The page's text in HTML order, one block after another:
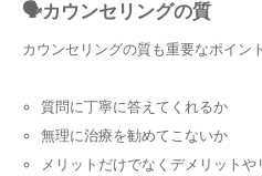
🗣️カウンセリングの質
カウンセリングの質も重要なポイン
質問に丁寧に答えてくれるか
無理に治療を勧めてこないか
メリットだけでなくデメリット